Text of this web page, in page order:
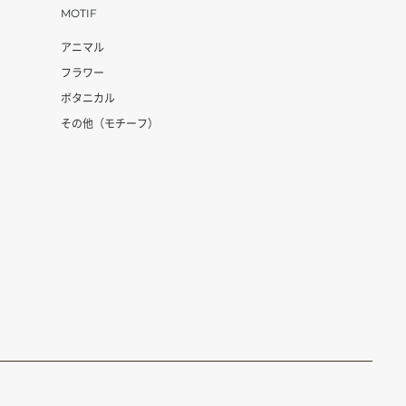
MOTIF
アニマル
フラワー
ボタニカル
その他（モチーフ）